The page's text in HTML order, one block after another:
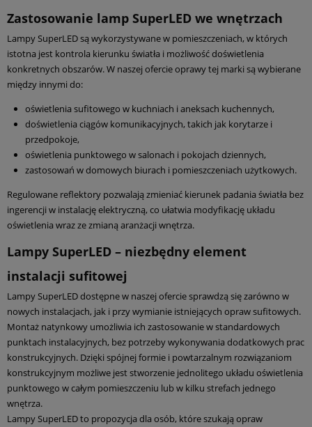
Zastosowanie lamp SuperLED we wnętrzach
Lampy SuperLED są wykorzystywane w pomieszczeniach, w których
istotna jest kontrola kierunku światła i możliwość doświetlenia
konkretnych obszarów. W naszej ofercie oprawy tej marki są wybierane
między innymi do:
oświetlenia sufitowego w kuchniach i aneksach kuchennych,
doświetlenia ciągów komunikacyjnych, takich jak korytarze i
przedpokoje,
oświetlenia punktowego w salonach i pokojach dziennych,
zastosowań w domowych biurach i pomieszczeniach użytkowych.
Regulowane reflektory pozwalają zmieniać kierunek padania światła bez
ingerencji w instalację elektryczną, co ułatwia modyfikację układu
oświetlenia wraz ze zmianą aranżacji wnętrza.
Lampy SuperLED – niezbędny element
instalacji sufitowej
Lampy SuperLED dostępne w naszej ofercie sprawdzą się zarówno w
nowych instalacjach, jak i przy wymianie istniejących opraw sufitowych.
Montaż natynkowy umożliwia ich zastosowanie w standardowych
punktach instalacyjnych, bez potrzeby wykonywania dodatkowych prac
konstrukcyjnych. Dzięki spójnej formie i powtarzalnym rozwiązaniom
konstrukcyjnym możliwe jest stworzenie jednolitego układu oświetlenia
punktowego w całym pomieszczeniu lub w kilku strefach jednego
wnętrza.
Lampy SuperLED to propozycja dla osób, które szukają opraw